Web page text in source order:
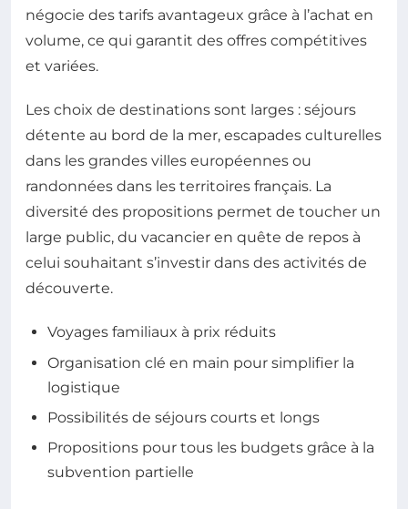
négocie des tarifs avantageux grâce à l’achat en
volume, ce qui garantit des offres compétitives
et variées.
Les choix de destinations sont larges : séjours
détente au bord de la mer, escapades culturelles
dans les grandes villes européennes ou
randonnées dans les territoires français. La
diversité des propositions permet de toucher un
large public, du vacancier en quête de repos à
celui souhaitant s’investir dans des activités de
découverte.
Voyages familiaux à prix réduits
Organisation clé en main pour simplifier la
logistique
Possibilités de séjours courts et longs
Propositions pour tous les budgets grâce à la
subvention partielle